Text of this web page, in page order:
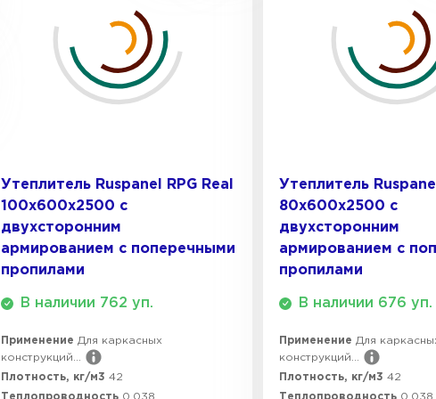
Утеплитель Ruspanel RPG Real
100х600х2500 с
двухсторонним
армированием с поперечными
пропилами
В наличии 762 уп.
Применение Для каркасных
конструкций...
Плотность, кг/м3 42
Теплопроводность 0.038
Утеплитель
80х600х2500 с
двухсторонним
армированием с
пропилами
В наличии 676 уп.
Применение Для
конструкций...
Плотность, кг/м3 42
Теплопроводность 0.038